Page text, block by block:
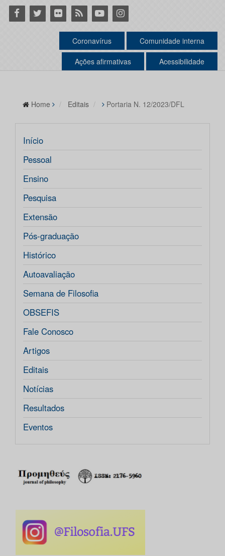
Facebook
Twitter Flickr RSS YoutubeInstagram
Coronavírus Comunidade interna
Ações afirmativas Acessibilidade
Home Editais Portaria N. 12/2023/DFL
Início
Pessoal
Ensino
Pesquisa
Extensão
Pós-graduação
Histórico
Autoavaliação
Semana de Filosofia
OBSEFIS
Fale Conosco
Artigos
Editais
Notícias
Resultados
Eventos